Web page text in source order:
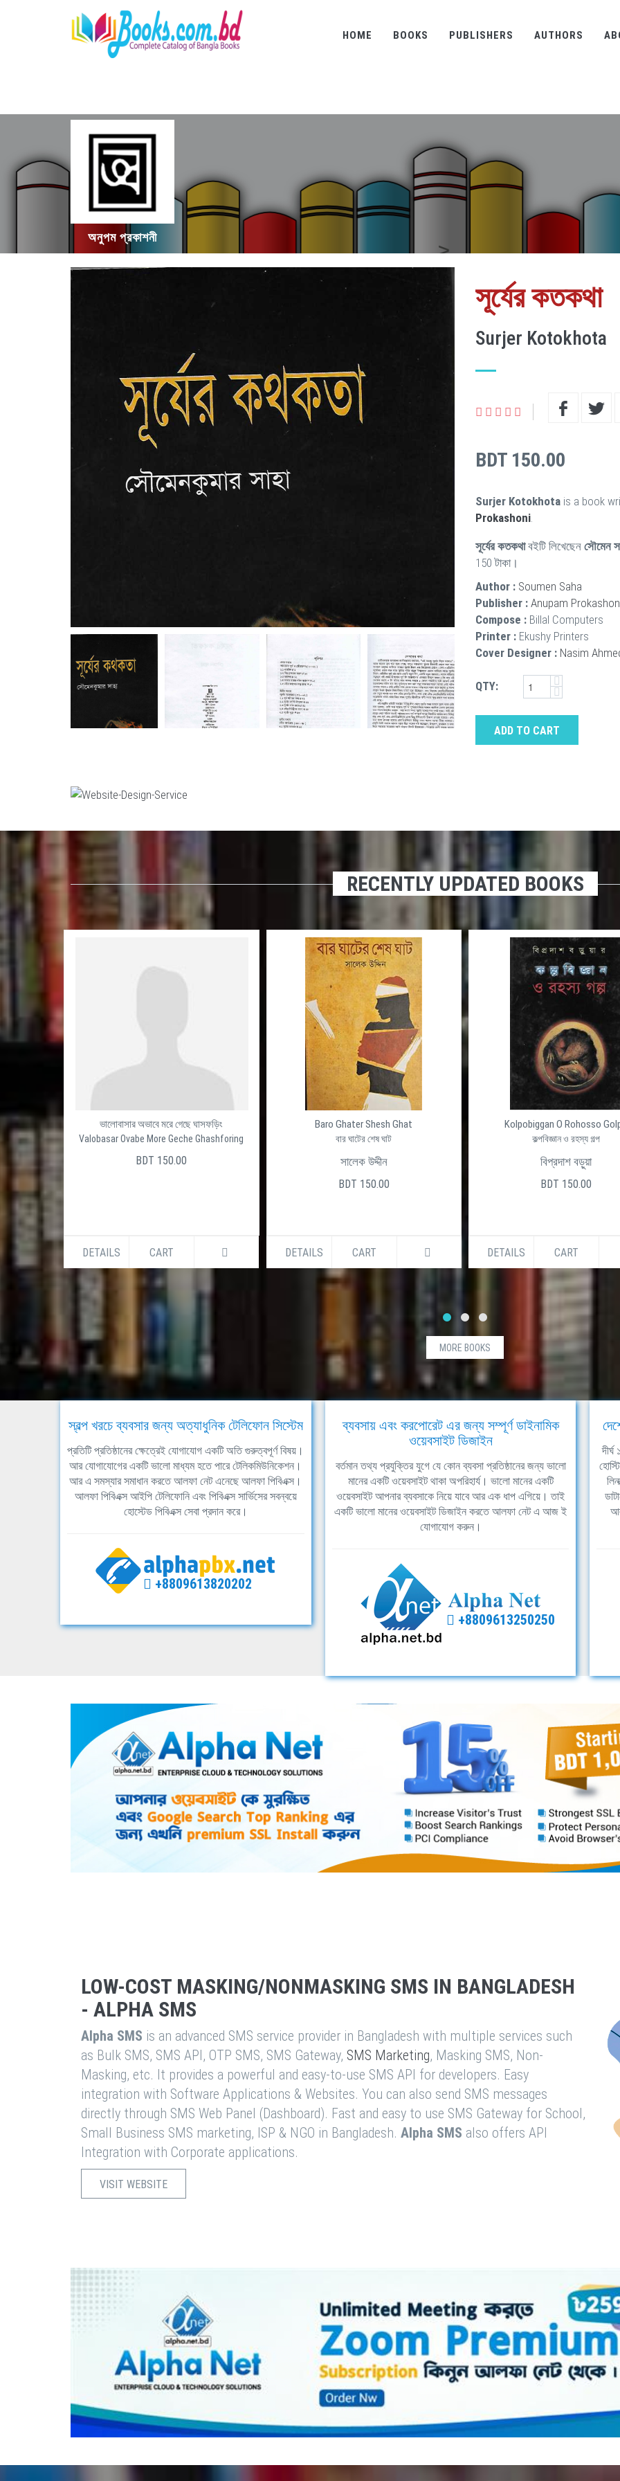
HOME BOOKS PUBLISHERS AUTHORS
অনুপম প্রকাশনী
সূর্যের কতকথা
Surjer Kotokhota
BDT 150.00
Surjer Kotokhota is a book
Prokashoni.
সূর্যের কতকথাবইটি লিখেছেন সৌমেন
150 টাকা।
Author : Soumen Saha
Publisher : Anupam
Compose : Billal Computers
Printer : Ekushy Printers
Cover Designer : Nasim
QTY:
ADD TO CART
RECENTLY UPDATED BOOKS
ভালোবাসার অভাবে মরে গেছে ঘাসফড়িং
Valobasar Ovabe More Geche Ghashforing
BDT 150.00
DETAILS CART
Baro Ghater Shesh Ghat
বার ঘাটের শেষ ঘাট
সালেক উদ্দীন
BDT 150.00
DETAILS CART
Kolpobiggan O Rohosso
কল্পবিজ্ঞান ও রহস্য গল্প
বিপ্রদাশ বড়ুয়া
BDT 150.00
DETAILS CART
MORE BOOKS
স্বল্প খরচে ব্যবসার জন্য অত্যাধুনিক টেলিফোন সিস্টেম
প্রতিটি প্রতিষ্ঠানের ক্ষেত্রেই যোগাযোগ একটি অতি গুরুত্বপূর্ণ বিষয়।
আর যোগাযোগের একটি ভালো মাধ্যম হতে পারে টেলিকমিউনিকেশন।
আর এ সমস্যার সমাধান করতে আলফা নেট এনেছে আলফা পিবিএক্স।
আলফা পিবিএক্স আইপি টেলিফোনি এবং পিবিএক্স সার্ভিসের সবন্বয়ে
হোস্টেড পিবিএক্স সেবা প্রদান করে।
+8809613820202
ব্যবসায় এবং করপোরেট এর জন্য সম্পূর্ণ ডাইনামিক
ওয়েবসাইট ডিজাইন
বর্তমান তথ্য প্রযুক্তির যুগে যে কোন ব্যবসা প্রতিষ্ঠানের জন্য ভালো
মানের একটি ওয়েবসাইট থাকা অপরিহার্য। ভালো মানের একটি
ওয়েবসাইট আপনার ব্যবসাকে নিয়ে যাবে আর এক ধাপ এগিয়ে। তাই
একটি ভালো মানের ওয়েবসাইট ডিজাইন করতে আলফা নেট এ আজ ই
যোগাযোগ করুন।
+8809613250250
LOW-COST MASKING/NONMASKING SMS IN BANGLADESH
- ALPHA SMS
Alpha SMS is an advanced SMS service provider in Bangladesh with multiple services such
as Bulk SMS, SMS API, OTP SMS, SMS Gateway, SMS Marketing, Masking SMS, Non-
Masking, etc. It provides a powerful and easy-to-use SMS API for developers. Easy
integration with Software Applications & Websites. You can also send SMS messages
directly through SMS Web Panel (Dashboard). Fast and easy to use SMS Gateway for School,
Small Business SMS marketing, ISP & NGO in Bangladesh. Alpha SMS also offers API
Integration with Corporate applications.
VISIT WEBSITE